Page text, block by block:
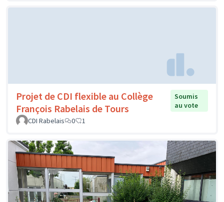
Projet de CDI flexible au Collège
François Rabelais de Tours
Soumis
au vote
CDI Rabelais
0 1